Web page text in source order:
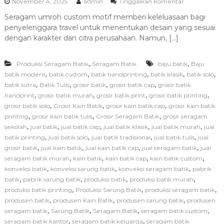
i
d
a
s
M
e
i
l
i
h
P
d
u
s
e
n
Seragam umroh custom motif memberi keleluasaan bagi
penyelenggara travel untuk menentukan desain yang sesuai
dengan karakter dan citra perusahaan. Namun, […]
Produksi Seragam Batik, Seragam Batik baju batik, Baju
batik modern, batik custom, batik handprinting, batik klasik, batik solo,
batik sutra, Batik Tulis, grosir batik, grosir batik cap, grosir batik
handprint, grosir batik murah, grosir batik print, grosir batik printing,
grosir batik solo, Grosir Kain Batik, grosir kain batik cap, grosir kain batik
printing, grosir kain batik tulis, Grosir Seragam Batik, grosir seragam
sekolah, jual batik, jual batik cap, jual batik klasik, jual batik murah, jual
batik printing, jual batik solo, jual batik tradisional, jual batik tulis, jual
grosir batik, jual kain batik, jual kain batik cap, jual seragam batik, jual
seragam batik murah, kain batik, kain batik cap, kain batik custom,
konveksi batik, konveksi sarung batik, konveksi seragam batik, pabrik
batik, pabrik sarung batik, produksi batik, produksi batik murah,
produksi batik printing, Produksi Sarung Batik, produksi seragam batik,
produsen batik, produsen Kain Batik, produsen sarung batik, produsen
seragam batik, Sarung Batik, Seragam Batik, seragam batik custom,
seragam batik kantor, seragam batik keluarga, seragam batik